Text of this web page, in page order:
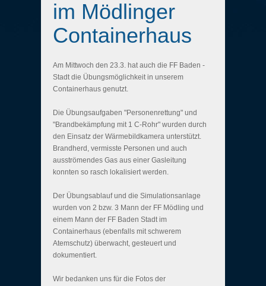
im Mödlinger
Containerhaus
Am Mittwoch den 23.3. hat auch die FF Baden -
Stadt die Übungsmöglichkeit in unserem
Containerhaus genutzt.
Die Übungsaufgaben "Personenrettung" und
"Brandbekämpfung mit 1 C-Rohr" wurden durch
den Einsatz der Wärmebildkamera unterstützt.
Brandherd, vermisste Personen und auch
ausströmendes Gas aus einer Gasleitung
konnten so rasch lokalisiert werden.
Der Übungsablauf und die Simulationsanlage
wurden von 2 bzw. 3 Mann der FF Mödling und
einem Mann der FF Baden Stadt im
Containerhaus (ebenfalls mit schwerem
Atemschutz) überwacht, gesteuert und
dokumentiert.
Wir bedanken uns für die Fotos der